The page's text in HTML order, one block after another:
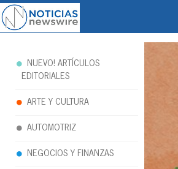
Noticias
NUEVO! ARTÍCULOS
EDITORIALES
ARTE Y CULTURA
AUTOMOTRIZ
NEGOCIOS Y FINANZAS